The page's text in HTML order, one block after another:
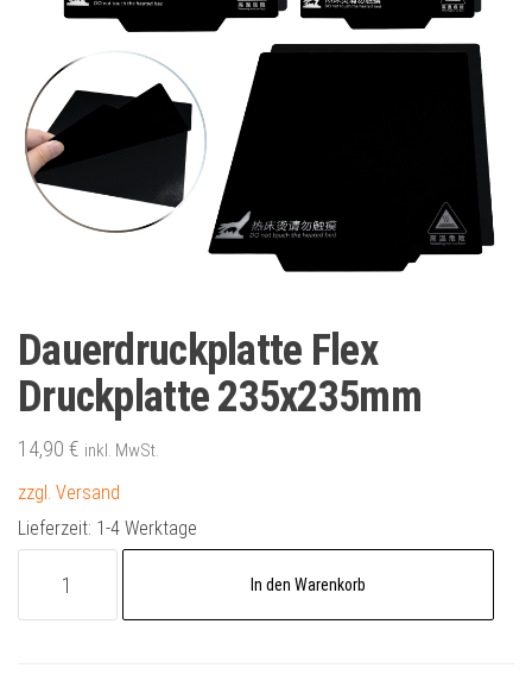
Dauerdruckplatte Flex
Druckplatte 235x235mm
14,90 € inkl. MwSt.
zzgl. Versand
Lieferzeit: 1-4 Werktage
In den Warenkorb